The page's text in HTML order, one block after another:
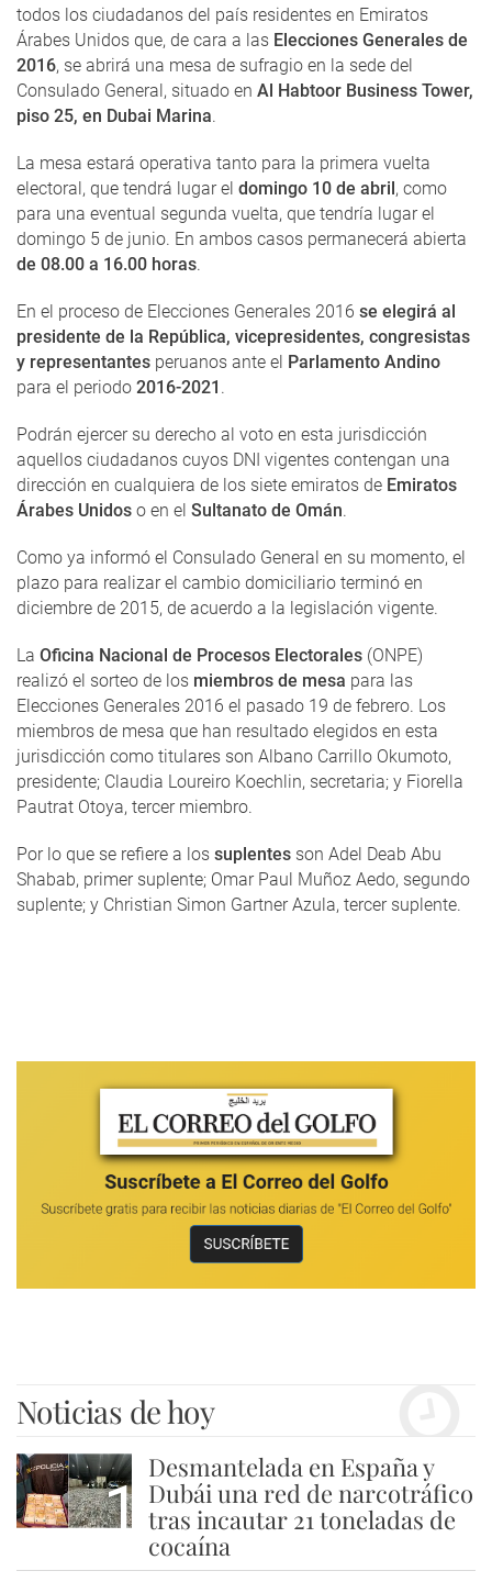
todos los ciudadanos del país residentes en Emiratos
Árabes Unidos que, de cara a las Elecciones Generales de
2016, se abrirá una mesa de sufragio en la sede del
Consulado General, situado en Al Habtoor Business Tower,
piso 25, en Dubai Marina.
La mesa estará operativa tanto para la primera vuelta
electoral, que tendrá lugar el domingo 10 de abril, como
para una eventual segunda vuelta, que tendría lugar el
domingo 5 de junio. En ambos casos permanecerá abierta
de 08.00 a 16.00 horas.
En el proceso de Elecciones Generales 2016 se elegirá al
presidente de la República, vicepresidentes, congresistas
y representantes peruanos ante el Parlamento Andino
para el periodo 2016-2021 .
Podrán ejercer su derecho al voto en esta jurisdicción
aquellos ciudadanos cuyos DNI vigentes contengan una
dirección en cualquiera de los siete emiratos de Emiratos
Árabes Unidos o en el Sultanato de Omán.
Como ya informó el Consulado General en su momento, el
plazo para realizar el cambio domiciliario terminó en
diciembre de 2015, de acuerdo a la legislación vigente.
La Oficina Nacional de Procesos Electorales (ONPE)
realizó el sorteo de los miembros de mesa para las
Elecciones Generales 2016 el pasado 19 de febrero. Los
miembros de mesa que han resultado elegidos en esta
jurisdicción como titulares son Albano Carrillo Okumoto,
presidente; Claudia Loureiro Koechlin, secretaria; y Fiorella
Pautrat Otoya, tercer miembro.
Por lo que se refiere a los suplentes son Adel Deab Abu
Shabab, primer suplente; Omar Paul Muñoz Aedo, segundo
suplente; y Christian Simon Gartner Azula, tercer suplente.
Noticias de hoy
1
Desmantelada en España y
Dubái una red de narcotráfico
tras incautar 21 toneladas de
cocaína